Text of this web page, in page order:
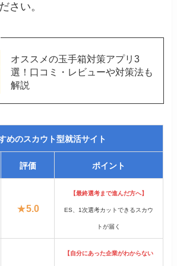
さい。
オススメの玉手箱対策アプリ3
選！口コミ・レビューや対策法も
解説
めのスカウト型就活サイト
評価 ポイント
★5.0
【最終選考まで進んだ方へ】
ES、1次選考カットできるスカウ
トが届く
【自分にあった企業がわからない